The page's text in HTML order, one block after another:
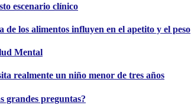
escenario clínico
los alimentos influyen en el apetito y el peso
Mental
realmente un niño menor de tres años
grandes preguntas?